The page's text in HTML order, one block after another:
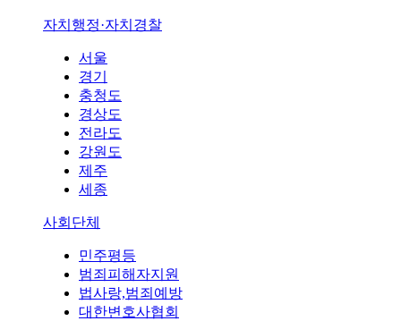
자치행정·자치경찰
서울
경기
충청도
경상도
전라도
강원도
제주
세종
사회단체
민주평등
범죄피해자지원
법사랑,범죄예방
대한변호사협회